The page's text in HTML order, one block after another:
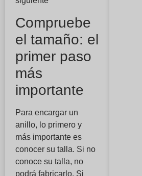
Compruebe
el tamaño: el
primer paso
más
importante
Para encargar un
anillo, lo primero y
más importante es
conocer su talla. Si no
conoce su talla, no
podrá fabricarlo. Si